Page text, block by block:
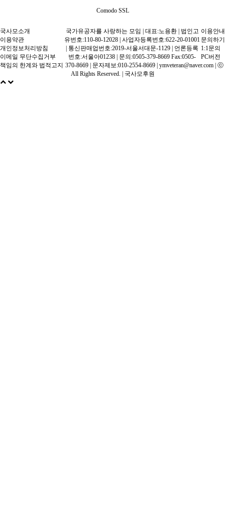
Comodo SSL
국사모소개
이용약관
개인정보처리방침
이메일 무단수집거부
책임의 한계와 법적고지
이용안내
문의하기
1:1문의
PC버전
국가유공자를 사랑하는 모임 | 대표:노용환 | 법인고
유번호:110-80-12028 | 사업자등록번호:622-20-01001
| 통신판매업번호:2019-서울서대문-1129 | 언론등록
번호:서울아01238 | 문의:0505-379-8669 Fax:0505-
370-8669 | 문자제보:010-2554-8669 | ymveteran@naver.com | ⓒ
All Rights Reserved. |
국사모후원